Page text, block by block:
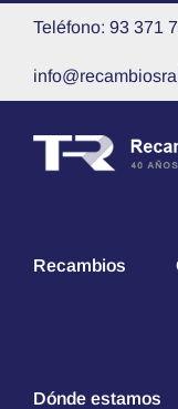
Saltar
Teléfono: 93 371
Recambios
Dónde estamos